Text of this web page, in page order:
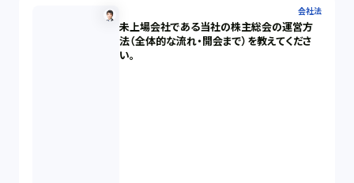
会社法
未上場会社である当社の株主総会の運営方
法（全体的な流れ・開会まで）を教えてくださ
い。